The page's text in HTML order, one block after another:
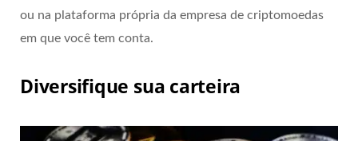
ou na plataforma própria da empresa de criptomoedas
em que você tem conta.
Diversifique sua carteira